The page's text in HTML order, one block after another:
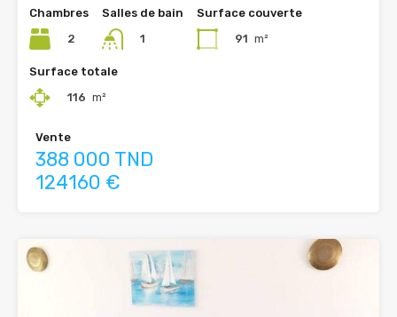
Chambres
2
Salles de bain
1
Surface couverte
91 m²
Surface totale
116 m²
Vente
388 000 TND
124160 €